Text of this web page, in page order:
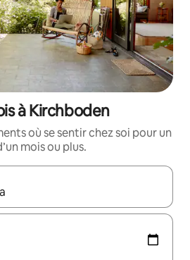
à Kirchboden
où se sentir chez soi pour un
mois ou plus.
affichés, parcourez-les en utilisant